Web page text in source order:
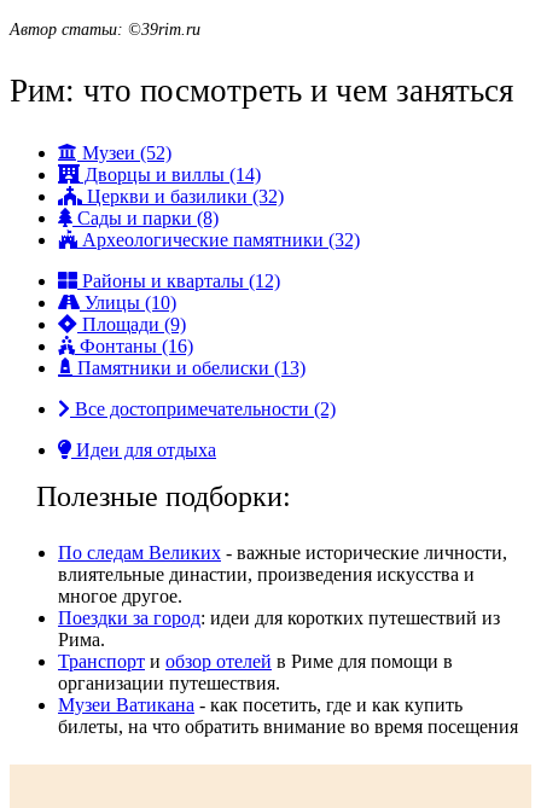
Автор статьи: ©39rim.ru
Рим: что посмотреть и чем заняться
Музеи (52)
Дворцы и виллы (14)
Церкви и базилики (32)
Сады и парки (8)
Археологические памятники (32)
Районы и кварталы (12)
Улицы (10)
Площади (9)
Фонтаны (16)
Памятники и обелиски (13)
Все достопримечательности (2)
Идеи для отдыха
Полезные подборки:
По следам Великих - важные исторические личности,
влиятельные династии, произвeдения искусства и
многое другое.
Поездки за город: идеи для коротких путешествий из
Рима.
Транспорт и обзор отелей в Риме для помощи в
организации путешествия.
Музеи Ватикана - как посетить, где и как купить
билеты, на что обратить внимание во время посещения